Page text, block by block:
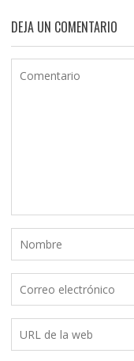
DEJA UN COMENTARIO